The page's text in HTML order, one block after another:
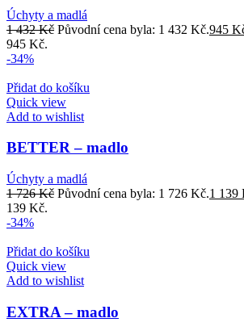
Úchyty a madlá
1 432Kč Původní cena byla: 1 432 Kč.945
945 Kč.
-34%
Přidat do košíku
Quick view
Add to wishlist
BETTER – madlo
Úchyty a madlá
1 726Kč Původní cena byla: 1 726 Kč.1 139
139 Kč.
-34%
Přidat do košíku
Quick view
Add to wishlist
EXTRA – madlo